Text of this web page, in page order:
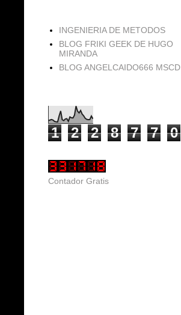
INGENIERIA DE METODOS
BLOG FRIKI GEEK DE HUGO
MIRANDA
BLOG ANGELCAIDO666 MSCD
1 2 2 8 7 7 0
Contador Gratis